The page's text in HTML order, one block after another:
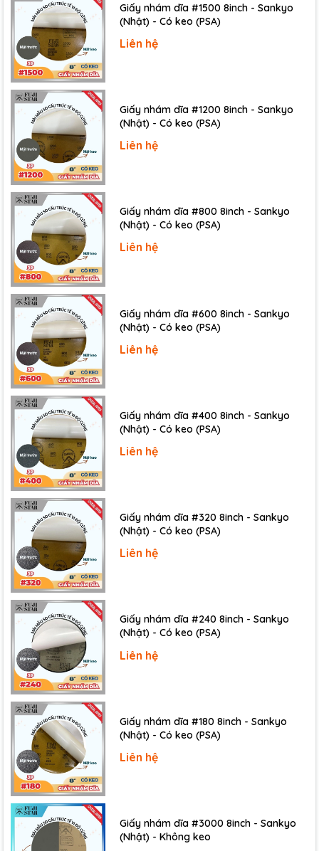
Giấy nhám dĩa #1500 8inch - Sankyo
(Nhật) - Có keo (PSA)
Liên hệ
Giấy nhám dĩa #1200 8inch - Sankyo
(Nhật) - Có keo (PSA)
Liên hệ
Giấy nhám dĩa #800 8inch - Sankyo
(Nhật) - Có keo (PSA)
Liên hệ
Giấy nhám dĩa #600 8inch - Sankyo
(Nhật) - Có keo (PSA)
Liên hệ
Giấy nhám dĩa #400 8inch - Sankyo
(Nhật) - Có keo (PSA)
Liên hệ
Giấy nhám dĩa #320 8inch - Sankyo
(Nhật) - Có keo (PSA)
Liên hệ
Giấy nhám dĩa #240 8inch - Sankyo
(Nhật) - Có keo (PSA)
Liên hệ
Giấy nhám dĩa #180 8inch - Sankyo
(Nhật) - Có keo (PSA)
Liên hệ
Giấy nhám dĩa #3000 8inch - Sankyo
(Nhật) - Không keo